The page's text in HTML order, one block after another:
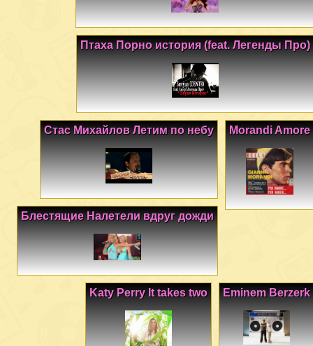
Птаха Порно история (feat. Легенды Про)
Morandi Amore
Стас Михайлов Летим по небу
Блестящие Налетели вдруг дожди
Eminem Berzerk
Katy Perry It takes two